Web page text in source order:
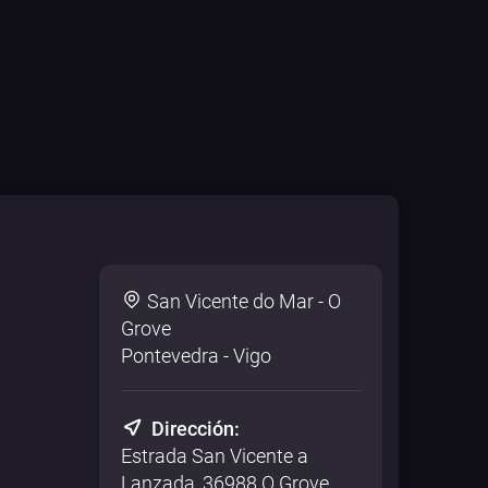
San Vicente do Mar - O
Grove
Pontevedra - Vigo
Dirección:
Estrada San Vicente a
Lanzada, 36988 O Grove,